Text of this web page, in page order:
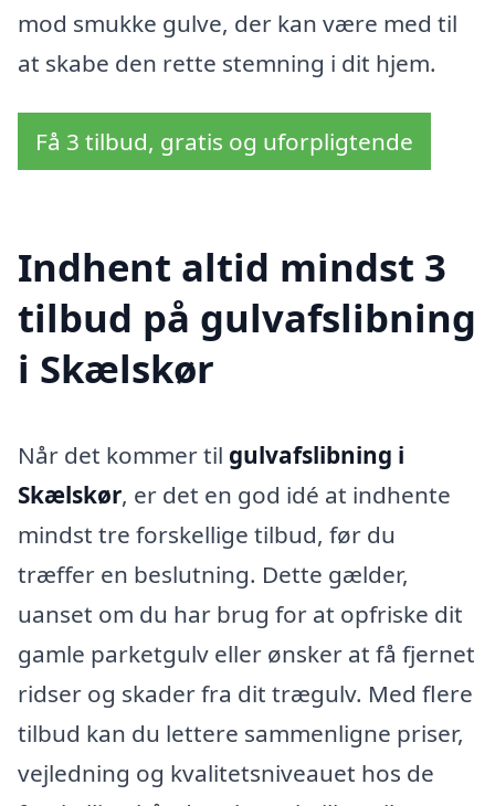
mod smukke gulve, der kan være med til
at skabe den rette stemning i dit hjem.
Få 3 tilbud, gratis og uforpligtende
Indhent altid mindst 3
tilbud på gulvafslibning
i Skælskør
Når det kommer til gulvafslibning i
Skælskør, er det en god idé at indhente
mindst tre forskellige tilbud, før du
træffer en beslutning. Dette gælder,
uanset om du har brug for at opfriske dit
gamle parketgulv eller ønsker at få fjernet
ridser og skader fra dit trægulv. Med flere
tilbud kan du lettere sammenligne priser,
vejledning og kvalitetsniveauet hos de